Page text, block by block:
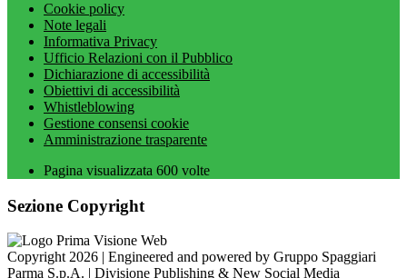
Cookie policy
Note legali
Informativa Privacy
Ufficio Relazioni con il Pubblico
Dichiarazione di accessibilità
Obiettivi di accessibilità
Whistleblowing
Gestione consensi cookie
Amministrazione trasparente
Pagina visualizzata 600 volte
Sezione Copyright
Copyright 2026 | Engineered and powered by Gruppo Spaggiari
Parma S.p.A. | Divisione Publishing & New Social Media